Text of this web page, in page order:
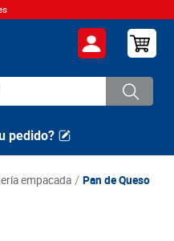
pedido?
empacada
Pan de Queso